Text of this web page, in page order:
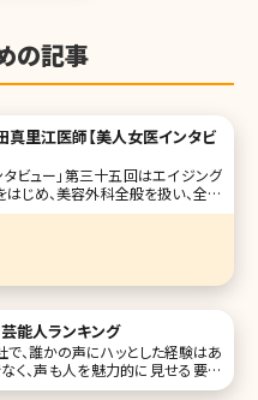
の記事
真里江医師【美人女医インタビ
ビュー」第三十五回はエイジング
はじめ、美容外科全般を扱い、全国
ックグループの主要拠点、銀座TA
て、美容皮膚科を訪れたのが、美
能人ランキング
で、誰かの声にハッとした経験はあ
く、声も人を魅力的に見せる要素
惹きつけるような素敵な声を持つ芸